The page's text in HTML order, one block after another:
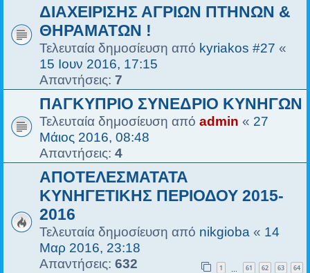
ΔΙΑΧΕΙΡΙΣΗΣ ΑΓΡΙΩΝ ΠΤΗΝΩΝ &
ΘΗΡΑΜΑΤΩΝ !
Τελευταία δημοσίευση από kyriakos #27 «
15 Ιουν 2016, 17:15
Απαντήσεις: 7
ΠΑΓΚΥΠΡΙΟ ΣΥΝΕΔΡΙΟ ΚΥΝΗΓΩΝ
Τελευταία δημοσίευση από admin « 27
Μάιος 2016, 08:48
Απαντήσεις: 4
ΑΠΟΤΕΛΕΣΜΑΤΑΤΑ
ΚΥΝΗΓΕΤΙΚΗΣ ΠΕΡΙΟΔΟΥ 2015-
2016
Τελευταία δημοσίευση από nikgioba « 14
Μαρ 2016, 23:18
Απαντήσεις: 632 1 61 62 63 64